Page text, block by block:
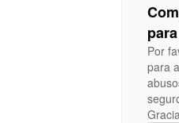
Por
para